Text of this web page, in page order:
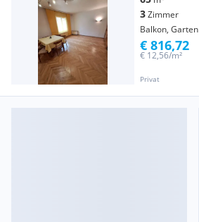
3Zimmer
Balkon, Garten
Privat
€ 12,56/m²
€ 816,72